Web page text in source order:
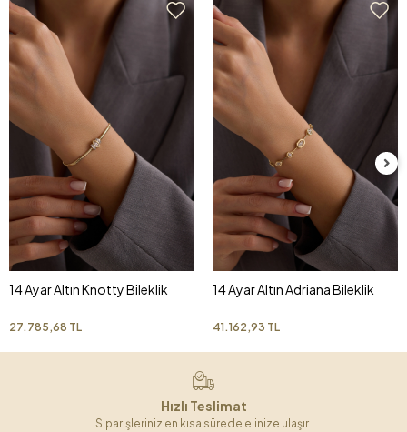
14 Ayar Altın Knotty Bileklik
27.785,68 TL
14 Ayar Altın Adriana Bileklik
41.162,93 TL
Hızlı Teslimat
Siparişleriniz en kısa sürede elinize ulaşır.